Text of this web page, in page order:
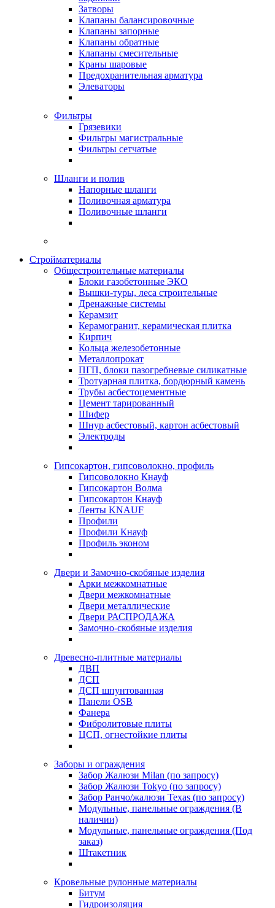
Затворы
Клапаны балансировочные
Клапаны запорные
Клапаны обратные
Клапаны смесительные
Краны шаровые
Предохранительная арматура
Элеваторы
Фильтры
Грязевики
Фильтры магистральные
Фильтры сетчатые
Шланги и полив
Напорные шланги
Поливочная арматура
Поливочные шланги
Стройматериалы
Oбщестроительные материалы
Блоки газобетонные ЭКО
Вышки-туры, леса строительные
Дренажные системы
Керамзит
Керамогранит, керамическая плитка
Кирпич
Кольца железобетонные
Металлопрокат
ПГП, блоки пазогребневые силикатные
Тротуарная плитка, бордюрный камень
Трубы асбестоцементные
Цемент тарированный
Шифер
Шнур асбестовый, картон асбестовый
Электроды
Гипсокартон, гипсоволокно, профиль
Гипсоволокно Кнауф
Гипсокартон Волма
Гипсокартон Кнауф
Ленты KNAUF
Профили
Профили Кнауф
Профиль эконом
Двери и Замочно-скобяные изделия
Арки межкомнатные
Двери межкомнатные
Двери металлические
Двери РАСПРОДАЖА
Замочно-скобяные изделия
Древесно-плитные материалы
ДВП
ДСП
ДСП шпунтованная
Панели OSB
Фанера
Фибролитовые плиты
ЦСП, огнестойкие плиты
Заборы и ограждения
Забор Жалюзи Milan (по запросу)
Забор Жалюзи Tokyo (по запросу)
Забор Ранчо/жалюзи Texas (по запросу)
Модульные, панельные ограждения (В
наличии)
Модульные, панельные ограждения (Под
заказ)
Штакетник
Кровельные рулонные материалы
Битум
Гидроизоляция